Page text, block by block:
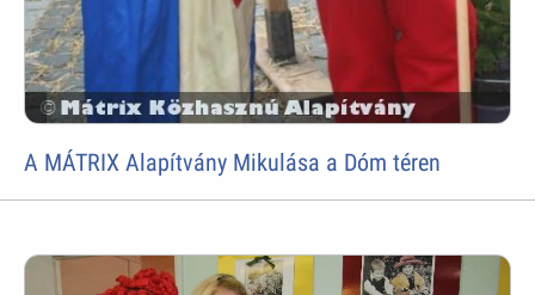
A MÁTRIX Alapítvány Mikulása a Dóm téren